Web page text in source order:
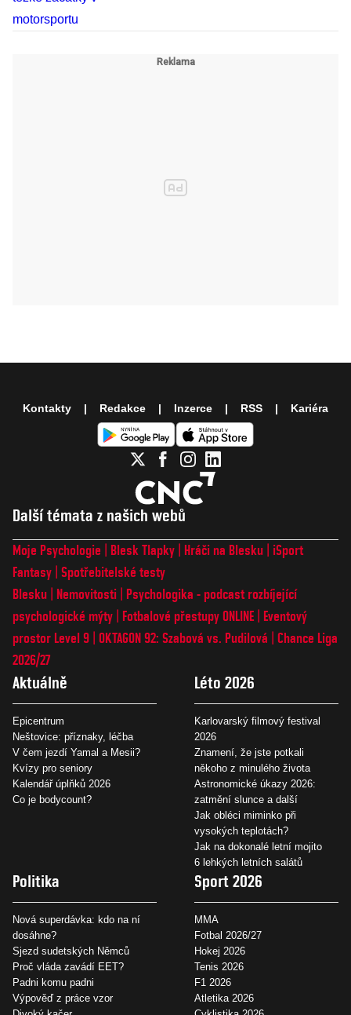
Další témata z našich webů
Moje Psychologie Blesk Tlapky Hráči na Blesku
iSport
Fantasy Spotřebitelské testy
Blesku
Nemovitosti
Psychologika - podcast rozbíjející
psychologické mýty
Fotbalové přestupy ONLINE
Eventový
prostor Level 9 OKTAGON 92: Szabová vs. Pudilová
Chance Liga
2026/27
Aktuálně
Epicentrum
Neštovice: příznaky, léčba
V čem jezdí Yamal a Mesii?
Kvízy pro seniory
Kalendář úplňků 2026
Co je bodycount?
Léto 2026
Karlovarský filmový festival
2026
Znamení, že jste potkali
někoho z minulého života
Astronomické úkazy 2026:
zatmění slunce a další
Jak obléci miminko při
vysokých teplotách?
Jak na dokonalé letní mojito
6 lehkých letních salátů
Politika
Nová superdávka: kdo na ní
dosáhne?
Sjezd sudetských Němců
Proč vláda zavádí EET?
Padni komu padni
Výpověď z práce vzor
Sport 2026
MMA
Fotbal 2026/27
Hokej 2026
Tenis 2026
F1 2026
Atletika 2026
Kontakty Redakce Inzerce RSS Kariéra